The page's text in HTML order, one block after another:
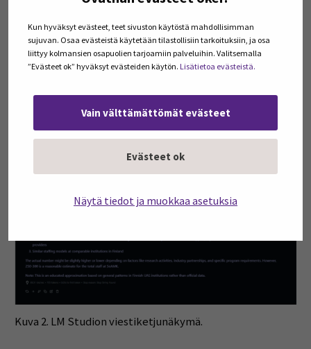
Kun hyväksyt evästeet, teet sivuston käytöstä mahdollisimman
sujuvan. Osaa evästeistä käytetään tilastollisiin tarkoituksiin, ja osa
liittyy kolmansien osapuolien tarjoamiin palveluihin. Valitsemalla
”Evästeet ok” hyväksyt evästeiden käytön. Lisätietoa evästeistä.
Vain välttämättömät evästeet
Evästeet ok
Näytä tiedot ja muokkaa asetuksia
Kuva 2. LM Studion viestiketjunäkymä.